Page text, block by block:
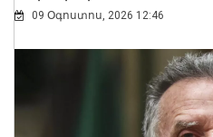
09 Օգոստոս, 2026 12:46